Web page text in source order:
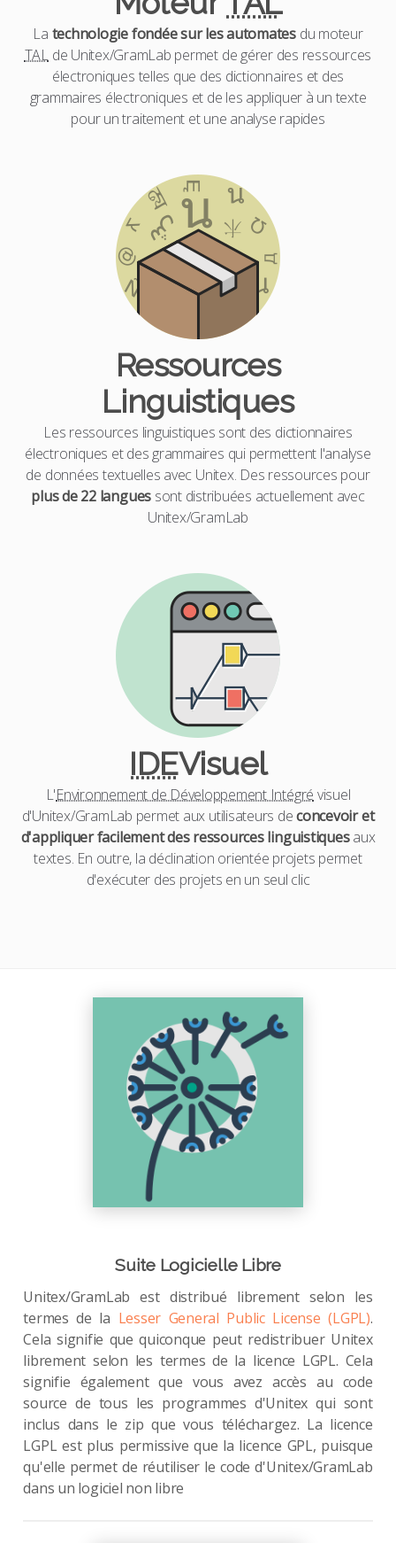
La technologie fondée sur les automates du moteur
TAL de Unitex/GramLab permet de gérer des ressources
électroniques telles que des dictionnaires et des
grammaires électroniques et de les appliquer à un texte
pour un traitement et une analyse rapides
Ressources
Linguistiques
Les ressources linguistiques sont des dictionnaires
électroniques et des grammaires qui permettent l'analyse
de données textuelles avec Unitex. Des ressources pour
plus de 22 langues sont distribuées actuellement avec
Unitex/GramLab
IDEVisuel
L'Environnement de Développement Intégré visuel
d'Unitex/GramLab permet aux utilisateurs deconcevoir et
d'appliquer facilement des ressources linguistiquesaux
textes. En outre, la déclination orientée projets permet
d'exécuter des projets en un seul clic
Suite Logicielle Libre
Unitex/GramLab est distribué librement selon les
termes de la Lesser General Public License (LGPL).
Cela signifie que quiconque peut redistribuer Unitex
librement selon les termes de la licence LGPL. Cela
signifie également que vous avez accès au code
source de tous les programmes d'Unitex qui sont
inclus dans le zip que vous téléchargez. La licence
LGPL est plus permissive que la licence GPL, puisque
qu'elle permet de réutiliser le code d'Unitex/GramLab
dans un logiciel non libre